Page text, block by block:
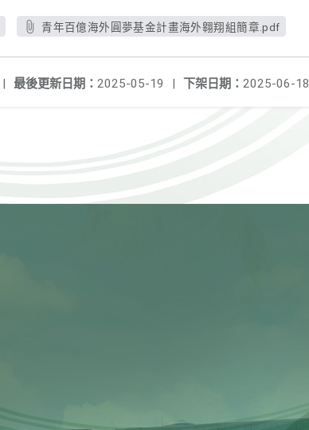
青年百億海外圓夢基金計畫海外翱翔組簡章.pdf
下架日期： 2025-06-18
最後更新日期： 2025-05-19 |
|